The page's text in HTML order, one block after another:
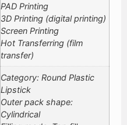
PAD Printing
3D Printing (digital printing)
Screen Printing
Hot Transferring (film
transfer)
Category: Round Plastic
Lipstick
Outer pack shape:
Cylindrical